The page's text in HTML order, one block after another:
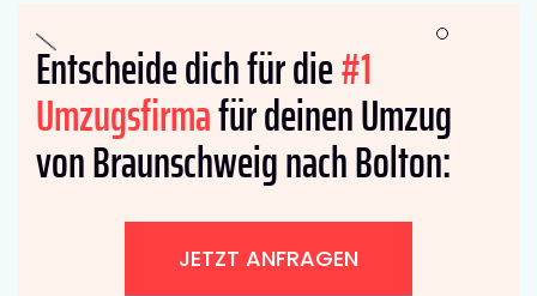
Entscheide dich für die#1
Umzugsfirmafür deinen Umzug
von Braunschweig nach Bolton:
JETZT ANFRAGEN